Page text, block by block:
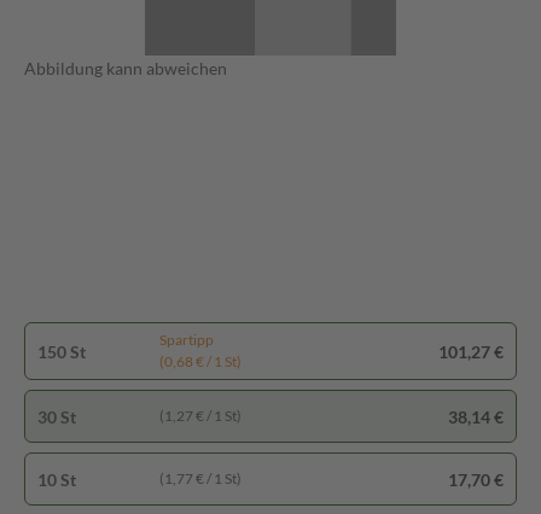
Abbildung kann abweichen
150 St
Spartipp
(0,68 € / 1 St)
101,27 €
30 St (1,27 € / 1 St) 38,14 €
10 St (1,77 € / 1 St) 17,70 €